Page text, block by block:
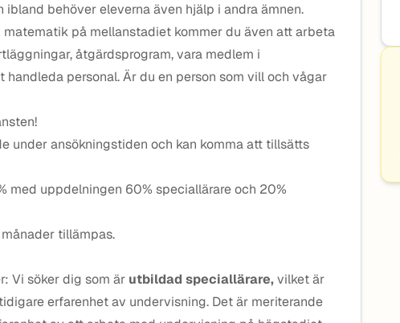
ibland behöver eleverna även hjälp i andra ämnen.
på mellanstadiet kommer du även att arbeta
åtgärdsprogram, vara medlem i
handleda personal. Är du en person som vill och vågar
under ansökningstiden och kan komma att tillsätts
med uppdelningen 60% speciallärare och 20%
tillämpas.
Vi söker dig som är utbildad speciallärare,vilket är
erfarenhet av undervisning. Det är meriterande